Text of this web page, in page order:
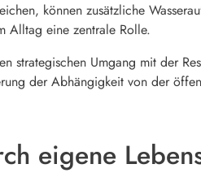
können zusätzliche
Alltag eine zentrale Rolle.
strategischen Umgang mit der
der Abhängigkeit von der
eigene